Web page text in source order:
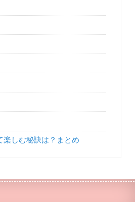
楽しむ秘訣は？まとめ